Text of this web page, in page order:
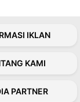
IKLAN
KAMI
PARTNER